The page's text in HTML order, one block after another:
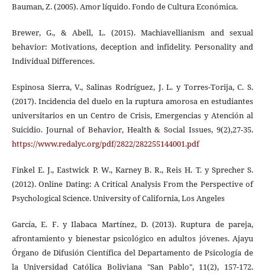
Bauman, Z. (2005). Amor líquido. Fondo de Cultura Económica.
Brewer, G., & Abell, L. (2015). Machiavellianism and sexual
behavior: Motivations, deception and infidelity. Personality and
Individual Differences.
Espinosa Sierra, V., Salinas Rodríguez, J. L. y Torres-Torija, C. S.
(2017). Incidencia del duelo en la ruptura amorosa en estudiantes
universitarios en un Centro de Crisis, Emergencias y Atención al
Suicidio. Journal of Behavior, Health & Social Issues, 9(2),27-35.
https://www.redalyc.org/pdf/2822/282255144001.pdf
Finkel E. J., Eastwick P. W., Karney B. R., Reis H. T. y Sprecher S.
(2012). Online Dating: A Critical Analysis From the Perspective of
Psychological Science. University of California, Los Angeles
García, E. F. y Ilabaca Martínez, D. (2013). Ruptura de pareja,
afrontamiento y bienestar psicológico en adultos jóvenes. Ajayu
Órgano de Difusión Científica del Departamento de Psicología de
la Universidad Católica Boliviana "San Pablo", 11(2), 157-172.